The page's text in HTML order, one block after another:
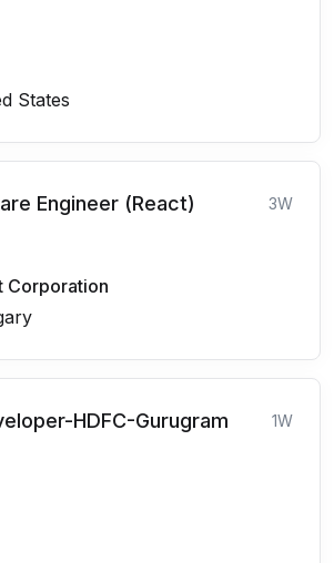
States
Engineer (React) 3W
Corporation
HDFC-Gurugram 1W